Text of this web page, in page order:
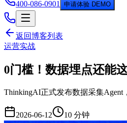
400-086-0901 申请体验 DEMO
返回博客列表
运营实战
0门槛！数据埋点还能
ThinkingAI正式发布数据采集Agent
2026-06-12 10 分钟